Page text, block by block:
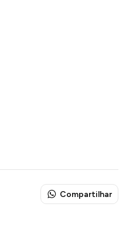
Compartilhar